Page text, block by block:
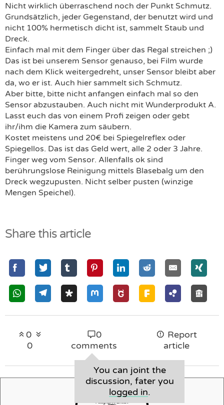
Nicht wirklich überraschend noch der Punkt Schmutz.
Grundsätzlich, jeder Gegenstand, der benutzt wird und
nicht 100% hermetisch dicht ist, sammelt Staub und
Dreck.
Einfach mal mit dem Finger über das Regal streichen ;)
Das ist bei unserem Sensor genauso, bei Film wurde
nach dem Klick weitergedreht, unser Sensor bleibt aber
da, wo er ist. Auch hier sammelt sich Schmutz.
Aber bitte, bitte nicht anfangen einfach mal so den
Sensor abzustauben. Auch nicht mit Wunderprodukt A.
Lasst euch das von einem Profi zeigen oder gebt
ihr/ihm die Kamera zum säubern.
Kostet meistens und 20€ bei Spiegelreflex oder
Spiegellos. Das ist das Geld wert, alle 2 oder 3 Jahre.
Finger weg vom Sensor. Allenfalls ok sind
berührungslose Reinigung mittels Blasebalg um den
Dreck wegzupusten. Nicht selber pusten (winzige
Mengen Speichel).
Share this article
0
0
0
comments
You can joint the
discussion, fater you
logged in.
Report
article